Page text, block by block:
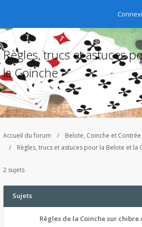
Règles, trucs et astuces
la Coinche
Accueil du forum
Belote, Coinche et Contrée
Règles, trucs et astuces pour la Belote et la
2 sujets
Sujets
Règles de la Coinche sur